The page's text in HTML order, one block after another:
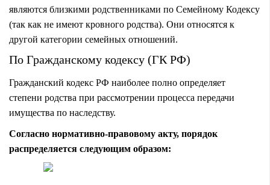
являются близкими родственниками по Семейному Кодексу
(так как не имеют кровного родства). Они относятся к
другой категории семейных отношений.
По Гражданскому кодексу (ГК РФ)
Гражданский кодекс РФ наиболее полно определяет
степени родства при рассмотрении процесса передачи
имущества по наследству.
Согласно нормативно-правовому акту, порядок
распределяется следующим образом: